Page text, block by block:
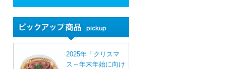
2025年「クリスマ
ス～年末年始に向け